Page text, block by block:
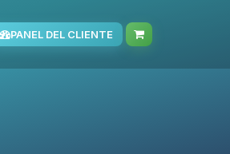
PANEL DEL CLIENTE